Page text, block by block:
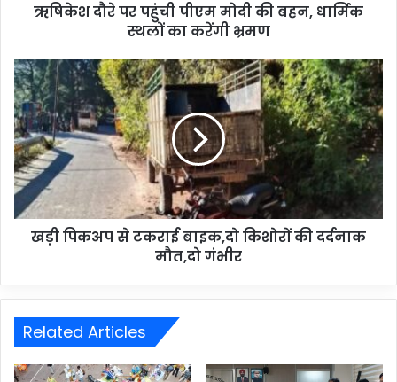
ऋषिकेश दौरे पर पहुंची पीएम मोदी की बहन, धार्मिक
स्थलों का करेंगी भ्रमण
खड़ी पिकअप से टकराई बाइक,दो किशोरों की दर्दनाक
मौत,दो गंभीर
Related Articles